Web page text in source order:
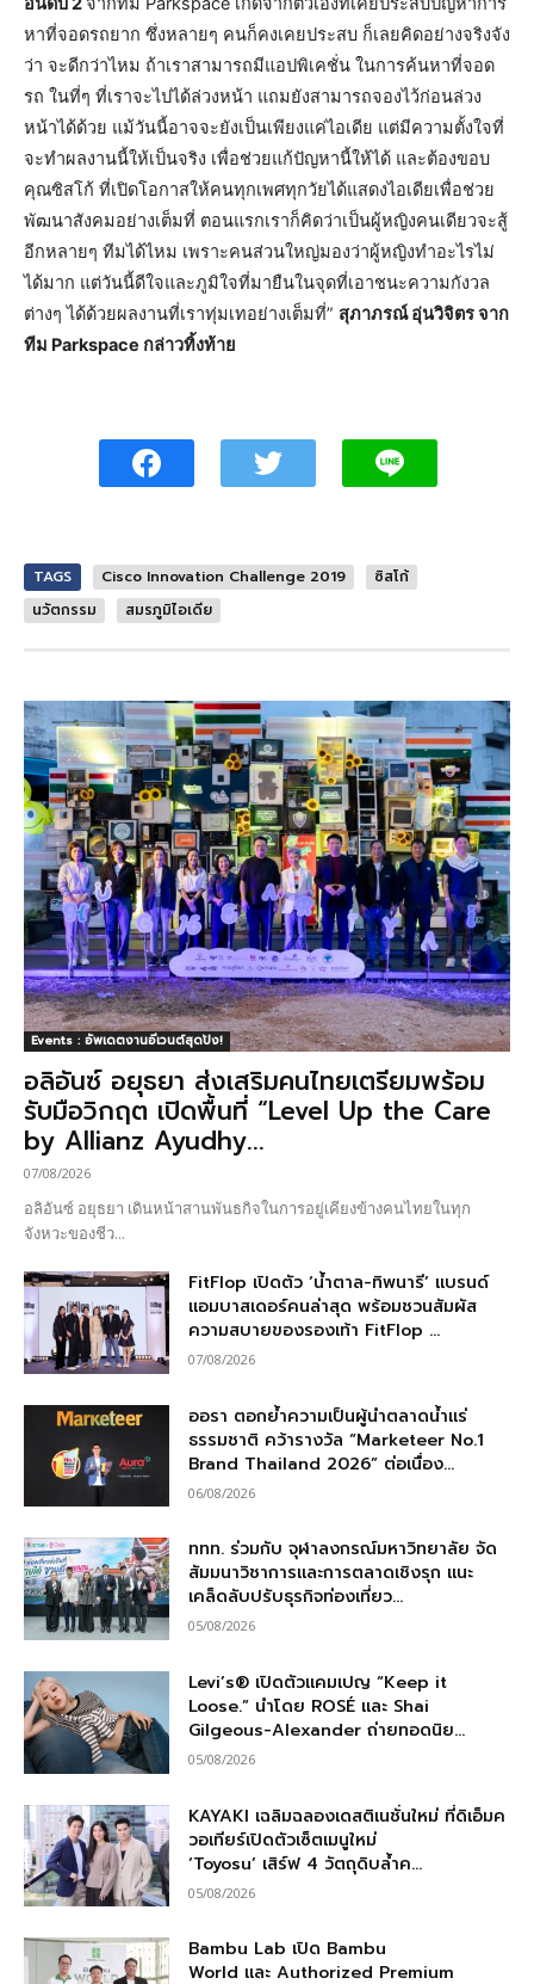
หาที่จอดรถยาก ซึ่งหลายๆ คนก็คงเคยประสบ ก็เลยคิดอย่างจริงจัง
ว่า จะดีกว่าไหม ถ้าเราสามารถมีแอปพิเคชั่น ในการค้นหาที่จอด
รถ ในที่ๆ ที่เราจะไปได้ล่วงหน้า แถมยังสามารถจองไว้ก่อนล่วง
หน้าได้ด้วย แม้วันนี้อาจจะยังเป็นเพียงแค่ไอเดีย แต่มีความตั้งใจที่
จะทำผลงานนี้ให้เป็นจริง เพื่อช่วยแก้ปัญหานี้ให้ได้ และต้องขอบ
คุณซิสโก้ ที่เปิดโอกาสให้คนทุกเพศทุกวัยได้แสดงไอเดียเพื่อช่วย
พัฒนาสังคมอย่างเต็มที่ ตอนแรกเราก็คิดว่าเป็นผู้หญิงคนเดียวจะสู้
อีกหลายๆ ทีมได้ไหม เพราะคนส่วนใหญ่มองว่าผู้หญิงทำอะไรไม่
ได้มาก แต่วันนี้ดีใจและภูมิใจที่มายืนในจุดที่เอาชนะความกังวล
ต่างๆ ได้ด้วยผลงานที่เราทุ่มเทอย่างเต็มที่” สุภาภรณ์ อุ่นวิจิตร จาก
ทีม Parkspace กล่าวทิ้งท้าย
TAGS Cisco Innovation Challenge 2019
ซิสโก้
นวัตกรรม
สมรภูมิไอเดีย
Events : อัพเดตงานอีเวนต์สุดปัง!
อลิอันซ์ อยุธยา ส่งเสริมคนไทยเตรียมพร้อม
รับมือวิกฤต เปิดพื้นที่ “Level Up the Care
by Allianz Ayudhy...
07/08/2026
อลิอันซ์ อยุธยา เดินหน้าสานพันธกิจในการอยู่เคียงข้างคนไทยในทุก
จังหวะของชีว...
FitFlop เปิดตัว ‘น้ำตาล-ทิพนารี’ แบรนด์
แอมบาสเดอร์คนล่าสุด พร้อมชวนสัมผัส
ความสบายของรองเท้า FitFlop ...
07/08/2026
ออรา ตอกย้ำความเป็นผู้นำตลาดน้ำแร่
ธรรมชาติ คว้ารางวัล “Marketeer No.1
Brand Thailand 2026” ต่อเนื่อง...
06/08/2026
ททท. ร่วมกับ จุฬาลงกรณ์มหาวิทยาลัย จัด
สัมมนาวิชาการและการตลาดเชิงรุก แนะ
เคล็ดลับปรับธุรกิจท่องเที่ยว...
05/08/2026
Levi’s® เปิดตัวแคมเปญ “Keep it
Loose.” นำโดย ROSÉ และ Shai
Gilgeous-Alexander ถ่ายทอดนิย...
05/08/2026
KAYAKI เฉลิมฉลองเดสติเนชั่นใหม่ ที่ดิเอ็มค
วอเทียร์เปิดตัวเซ็ตเมนูใหม่
‘Toyosu’ เสิร์ฟ 4 วัตถุดิบล้ำค...
05/08/2026
Bambu Lab เปิด Bambu
World และ Authorized Premium